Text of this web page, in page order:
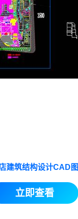
建筑结构设计CAD图
立即查看